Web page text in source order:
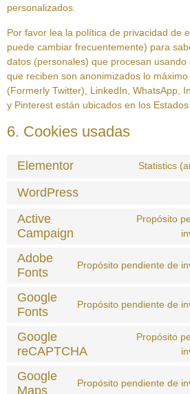
personalizados.
Por favor lea la política de privacidad de
puede cambiar frecuentemente) para
datos (personales) que procesan
que reciben son anonimizados lo
(Formerly Twitter), LinkedIn, WhatsApp,
y Pinterest están ubicados en los Estados
6. Cookies usadas
Elementor Statistics
WordPress
Active
Campaign
Propósito
Adobe
Fonts
Propósito pendiente de
Google
Fonts
Propósito pendiente de
Google
reCAPTCHA
Propósito
Google
Maps
Propósito pendiente de